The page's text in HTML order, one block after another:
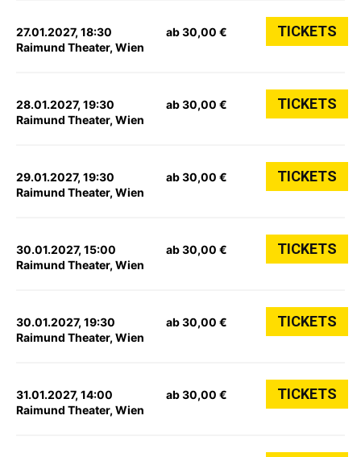
27.01.2027, 18:30
Raimund Theater, Wien
ab 30,00 € TICKETS
28.01.2027, 19:30
Raimund Theater, Wien
ab 30,00 € TICKETS
29.01.2027, 19:30
Raimund Theater, Wien
ab 30,00 € TICKETS
30.01.2027, 15:00
Raimund Theater, Wien
ab 30,00 € TICKETS
30.01.2027, 19:30
Raimund Theater, Wien
ab 30,00 € TICKETS
31.01.2027, 14:00
Raimund Theater, Wien
ab 30,00 € TICKETS